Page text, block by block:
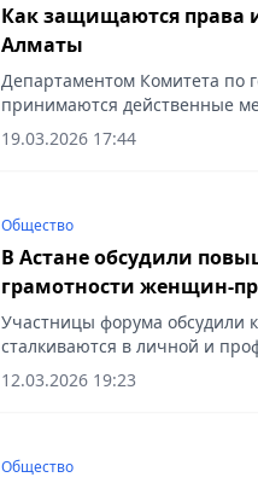
Как защищаются права
Алматы
Департаментом Комитета по
принимаются действенные
19.03.2026 17:44
Общество
В Астане обсудили
грамотности женщин-
Участницы форума обсудили
сталкиваются в личной и
Vecher.kz.
12.03.2026 19:23
Общество